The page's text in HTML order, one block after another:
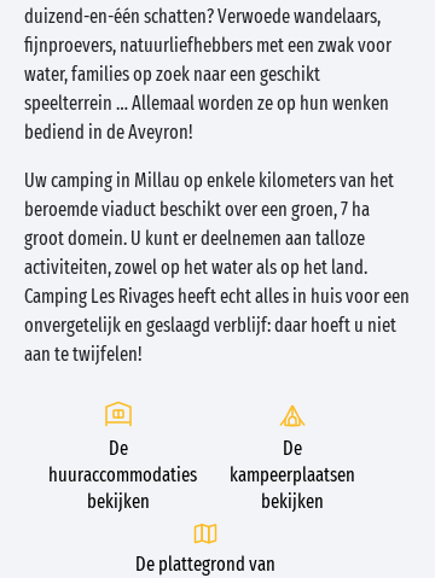
duizend-en-één schatten? Verwoede wandelaars,
fijnproevers, natuurliefhebbers met een zwak voor
water, families op zoek naar een geschikt
speelterrein … Allemaal worden ze op hun wenken
bediend in de Aveyron!
Uw camping in Millau op enkele kilometers van het
beroemde viaduct beschikt over een groen, 7 ha
groot domein. U kunt er deelnemen aan talloze
activiteiten, zowel op het water als op het land.
Camping Les Rivages heeft echt alles in huis voor een
onvergetelijk en geslaagd verblijf: daar hoeft u niet
aan te twijfelen!
De
huuraccommodaties
bekijken
De
kampeerplaatsen
bekijken
De plattegrond van